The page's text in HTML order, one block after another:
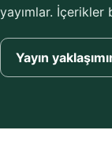
yayımlar. İçerikler
Yayın